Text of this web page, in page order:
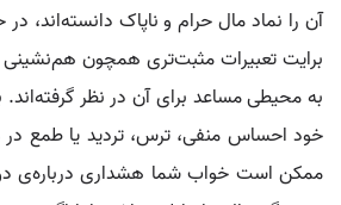
آن را نماد مال حرام و ناپاک دانسته‌اند، در
برایت تعبیرات مثبت‌تری همچون
به محیطی مساعد برای آن در نظر
خود احساس منفی، ترس، تردید یا طمع در
ممکن است خواب شما هشداری درباره‌ی